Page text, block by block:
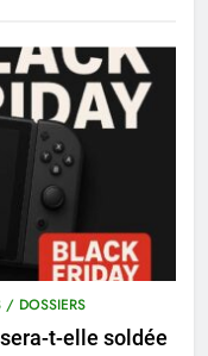
/ DOSSIERS
t-elle soldée